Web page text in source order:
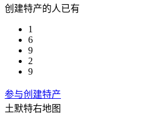
创建特产的人已有
1
6
9
2
9
参与创建特产
土默特右地图© 2026 AutoNavi